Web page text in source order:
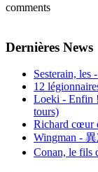
comments
Dernières News
Sesterain, les
12
Loeki - Enfin
tours)
Richard cœur
Wingman -
Conan, le fils